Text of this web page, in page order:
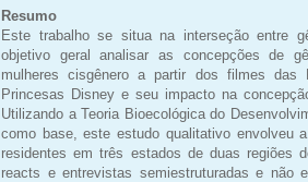
Resumo
Este trabalho se situa na interseção entre
objetivo geral analisar as concepções de
mulheres cisgênero a partir dos filmes das
Princesas Disney e seu impacto na
Utilizando a Teoria Bioecológica do
como base, este estudo qualitativo envolveu
residentes em três estados de duas regiões
reacts e entrevistas semiestruturadas e não